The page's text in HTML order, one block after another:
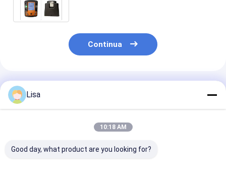
Continua
Prodotti Raccomandati
Lisa
10:18 AM
Good day, what product are you looking for?